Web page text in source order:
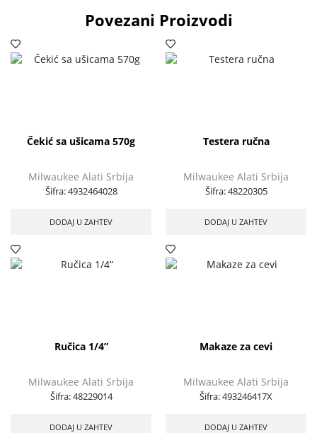
Povezani Proizvodi
Čekić sa ušicama 570g
Milwaukee Alati Srbija
Šifra:4932464028
DODAJ U ZAHTEV
Testera ručna
Milwaukee Alati Srbija
Šifra:48220305
DODAJ U ZAHTEV
Ručica 1/4”
Milwaukee Alati Srbija
Šifra:48229014
DODAJ U ZAHTEV
Makaze za cevi
Milwaukee Alati Srbija
Šifra:493246417X
DODAJ U ZAHTEV